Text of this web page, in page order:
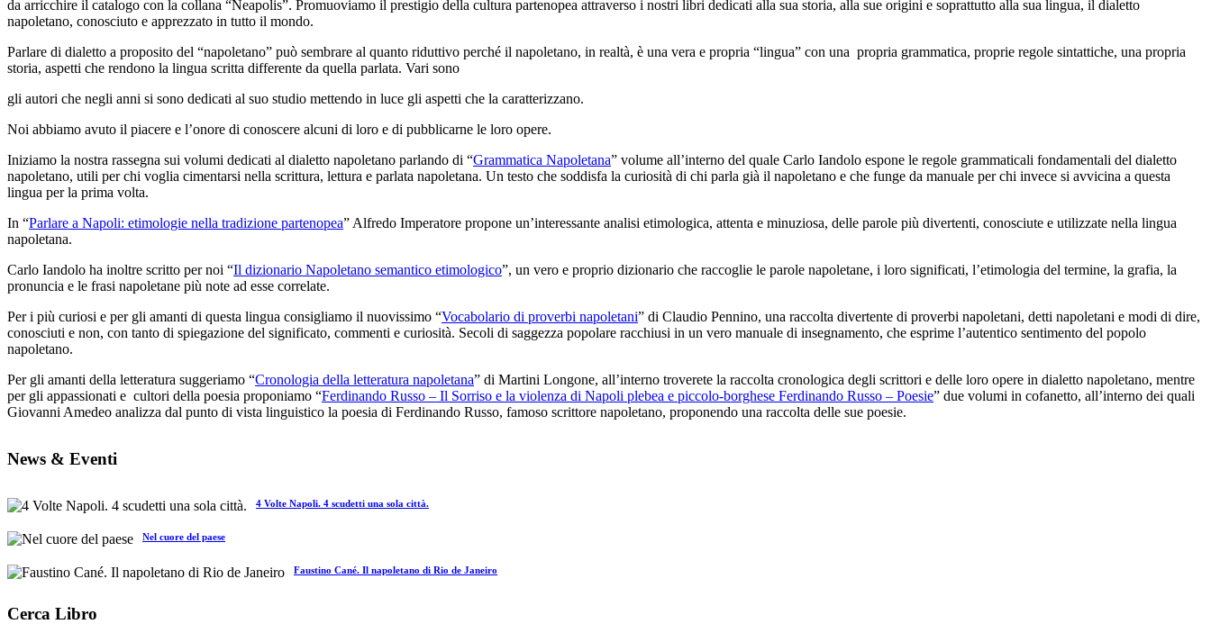
da arricchire il catalogo con la collana “Neapolis”. Promuoviamo il prestigio della cultura partenopea attraverso i nostri libri dedicati alla sua storia, alla sue origini e soprattutto alla sua lingua, il dialetto
napoletano, conosciuto e apprezzato in tutto il mondo.
Parlare di dialetto a proposito del “napoletano” può sembrare al quanto riduttivo perché il napoletano, in realtà, è una vera e propria “lingua” con una propria grammatica, proprie regole sintattiche, una propria
storia, aspetti che rendono la lingua scritta differente da quella parlata. Vari sono
gli autori che negli anni si sono dedicati al suo studio mettendo in luce gli aspetti che la caratterizzano.
Noi abbiamo avuto il piacere e l’onore di conoscere alcuni di loro e di pubblicarne le loro opere.
Iniziamo la nostra rassegna sui volumi dedicati al dialetto napoletano parlando di “Grammatica Napoletana” volume all’interno del quale Carlo Iandolo espone le regole grammaticali fondamentali del dialetto
napoletano, utili per chi voglia cimentarsi nella scrittura, lettura e parlata napoletana. Un testo che soddisfa la curiosità di chi parla già il napoletano e che funge da manuale per chi invece si avvicina a questa
lingua per la prima volta.
In “Parlare a Napoli: etimologie nella tradizione partenopea” Alfredo Imperatore propone un’interessante analisi etimologica, attenta e minuziosa, delle parole più divertenti, conosciute e utilizzate nella lingua
napoletana.
Carlo Iandolo ha inoltre scritto per noi “Il dizionario Napoletano semantico etimologico”, un vero e proprio dizionario che raccoglie le parole napoletane, i loro significati, l’etimologia del termine, la grafia, la
pronuncia e le frasi napoletane più note ad esse correlate.
Per i più curiosi e per gli amanti di questa lingua consigliamo il nuovissimo “Vocabolario di proverbi napoletani” di Claudio Pennino, una raccolta divertente di proverbi napoletani, detti napoletani e modi di dire,
conosciuti e non, con tanto di spiegazione del significato, commenti e curiosità. Secoli di saggezza popolare racchiusi in un vero manuale di insegnamento, che esprime l’autentico sentimento del popolo
napoletano.
Per gli amanti della letteratura suggeriamo “Cronologia della letteratura napoletana” di Martini Longone, all’interno troverete la raccolta cronologica degli scrittori e delle loro opere in dialetto napoletano, mentre
per gli appassionati e cultori della poesia proponiamo “Ferdinando Russo – Il Sorriso e la violenza di Napoli plebea e piccolo-borghese Ferdinando Russo – Poesie” due volumi in cofanetto, all’interno dei quali
Giovanni Amedeo analizza dal punto di vista linguistico la poesia di Ferdinando Russo, famoso scrittore napoletano, proponendo una raccolta delle sue poesie.
News & Eventi
4 Volte Napoli. 4 scudetti una sola città.
Nel cuore del paese
Faustino Cané. Il napoletano di Rio de Janeiro
Cerca Libro